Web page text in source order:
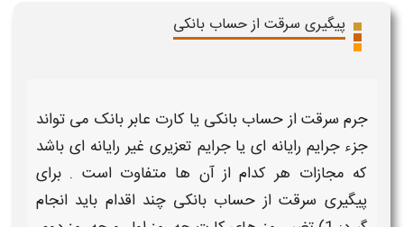
پیگیری سرقت از حساب بانکی
جرم سرقت از حساب بانکی یا کارت عابر بانک می تواند
جزء جرایم رایانه ای یا جرایم تعزیری غیر رایانه ای باشد
که مجازات هر کدام از آن ها متفاوت است . برای
پیگیری سرقت از حساب بانکی چند اقدام باید انجام